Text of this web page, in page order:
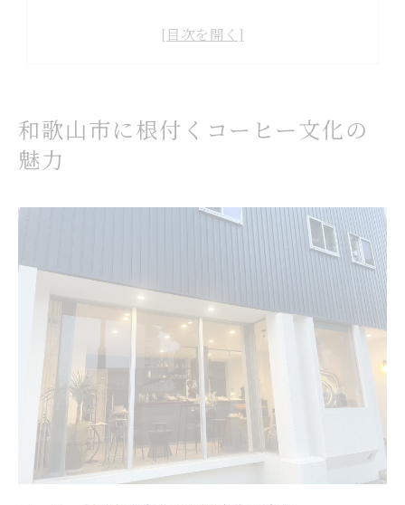
コーヒー文化と地元コミュニティの繋がり
和歌山市で辿るコーヒーの歴史と体験
観光とコーヒー体験の相乗効果を味わう
和歌山観光とコーヒー体験の魅力解説
和歌山市で味わう伝統とコーヒーの融合
伝統文化とコーヒーが融合する和歌山市
コーヒーが彩る和歌山市の伝統行事体験
歴史とコーヒーが交わる観光スポット
和歌山市で楽しむ文化体験とコーヒータイム
観光客に人気の伝統とコーヒーの調和
コーヒー好きなら訪れたい和歌山市の歴史的背景
コーヒー愛好家必見の和歌山市歴史散策
和歌山市に根付くコーヒー文化の
魅力